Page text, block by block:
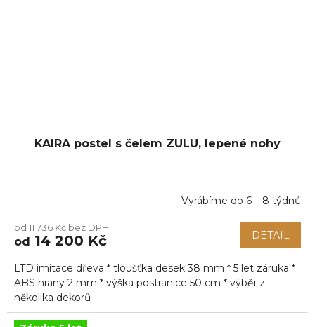
KAIRA postel s čelem ZULU, lepené nohy
Vyrábíme do 6 – 8 týdnů
od 11 736 Kč bez DPH
od 14 200 Kč DETAIL
LTD imitace dřeva * tloušťka desek 38 mm * 5 let záruka *
ABS hrany 2 mm * výška postranice 50 cm * výběr z
několika dekorů